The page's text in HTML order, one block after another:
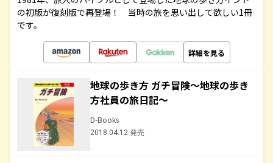
の初版が復刻版で再登場！ 当時の旅を思い出して欲しい1冊
です。
詳細を見る
地球の歩き方 ガチ冒険～地球の歩き
方社員の旅日記～
D-Books
2018.04.12 発売